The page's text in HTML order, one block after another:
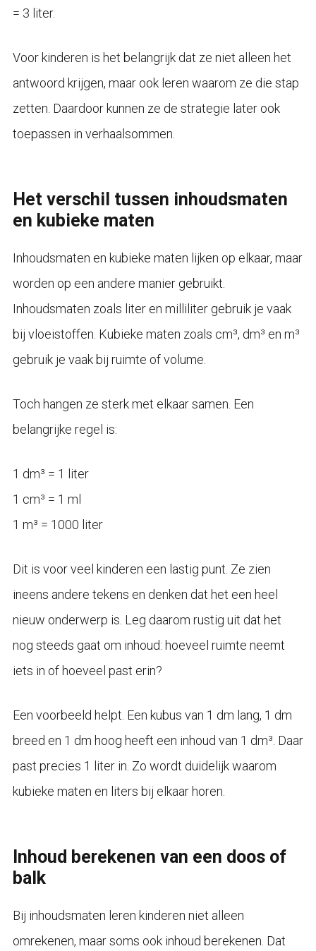
= 3 liter.
Voor kinderen is het belangrijk dat ze niet alleen het
antwoord krijgen, maar ook leren waarom ze die stap
zetten. Daardoor kunnen ze de strategie later ook
toepassen in verhaalsommen.
Het verschil tussen inhoudsmaten
en kubieke maten
Inhoudsmaten en kubieke maten lijken op elkaar, maar
worden op een andere manier gebruikt.
Inhoudsmaten zoals liter en milliliter gebruik je vaak
bij vloeistoffen. Kubieke maten zoals cm³, dm³ en m³
gebruik je vaak bij ruimte of volume.
Toch hangen ze sterk met elkaar samen. Een
belangrijke regel is:
1 dm³ = 1 liter
1 cm³ = 1 ml
1 m³ = 1000 liter
Dit is voor veel kinderen een lastig punt. Ze zien
ineens andere tekens en denken dat het een heel
nieuw onderwerp is. Leg daarom rustig uit dat het
nog steeds gaat om inhoud: hoeveel ruimte neemt
iets in of hoeveel past erin?
Een voorbeeld helpt. Een kubus van 1 dm lang, 1 dm
breed en 1 dm hoog heeft een inhoud van 1 dm³. Daar
past precies 1 liter in. Zo wordt duidelijk waarom
kubieke maten en liters bij elkaar horen.
Inhoud berekenen van een doos of
balk
Bij inhoudsmaten leren kinderen niet alleen
omrekenen, maar soms ook inhoud berekenen. Dat